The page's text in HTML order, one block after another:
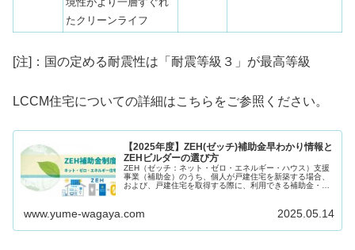
たクリーンライフ
[注]：国の定める耐震性は「耐震等級３」が最高等級
LCCM住宅についての詳細はこちらをご参照ください。
【2025年度】ZEH(ゼッチ)補助金早わかり情報と
ZEHビルダーの選び方
ZEH（ゼッチ：ネット・ゼロ・エネルギー・ハウス）支援
事業（補助金）のうち、個人が戸建住宅を新築する場合、
および、戸建住宅を取得する際に、利用できる補助金・税
www.yume-wagaya.com 2025.05.14